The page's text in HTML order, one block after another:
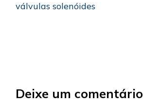
válvulas solenóides
Deixe um comentário